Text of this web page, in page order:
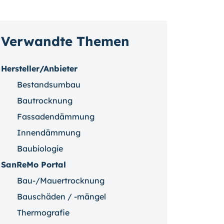
Verwandte Themen
Hersteller/Anbieter
Bestandsumbau
Bautrocknung
Fassadendämmung
Innendämmung
Baubiologie
SanReMo Portal
Bau-/Mauertrocknung
Bauschäden / -mängel
Thermografie